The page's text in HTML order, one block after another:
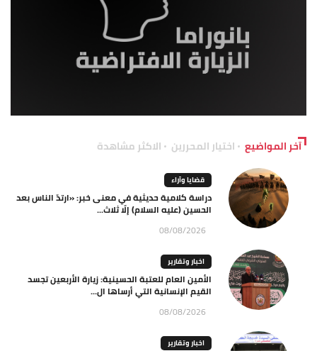
آخر المواضيع اختيار المحررين الاكثر مشاهدة
قضايا وآراء
دراسة كلامية حديثية في معنى خبر: «ارتدّ الناس بعد
الحسين (عليه السلام) إلّا ثلاث...
08/08/2026
اخبار وتقارير
الأمين العام للعتبة الحسينية: زيارة الأربعين تجسد
القيم الإنسانية التي أرساها ال...
08/08/2026
اخبار وتقارير